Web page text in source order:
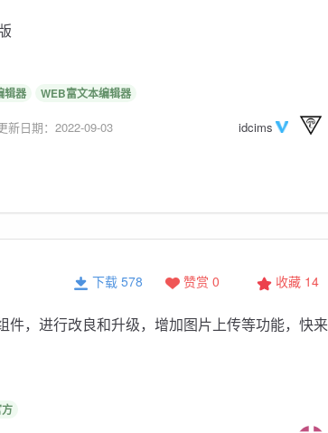
辑器 WEB富文本编辑器
新日期：2022-09-03 idcims
收藏 14
赞赏 0
下载 578
件，进行改良和升级，增加图片上传等功能，快来